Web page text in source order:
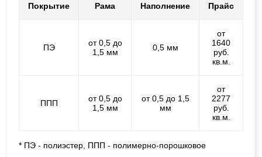
Покрытие Рама Наполнение Прайс
ПЭ
от 0,5 до
1,5 мм
0,5 мм
от
1640
руб.
кв.м.
ППП
от 0,5 до
1,5 мм
от 0,5 до 1,5
мм
от
2277
руб.
кв.м.
* ПЭ - полиэстер, ППП - полимерно-порошковое